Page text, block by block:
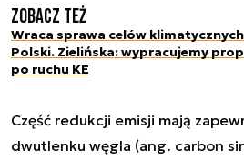
Zobacz też
Wraca sprawa celów
Polski. Zielińska: wypracujemy
po ruchu KE
Część redukcji emisji mają
dwutlenku węgla (ang. carbon